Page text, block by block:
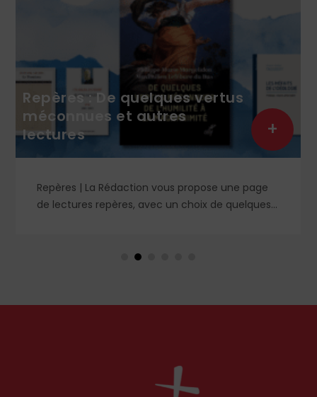
Repères : De quelques vertus
méconnues et autres
lectures
Repères | La Rédaction vous propose une page
de lectures repères, avec un choix de quelques
+